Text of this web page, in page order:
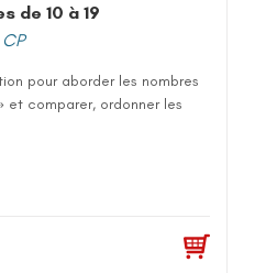
de 10 à 19
CP
pour aborder les nombres
et comparer, ordonner les